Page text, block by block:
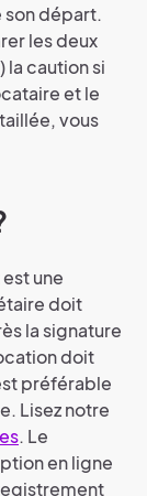
son départ.
les deux
caution si
et le
vous
une
doit
la signature
doit
préférable
Lisez notre
. Le
en ligne